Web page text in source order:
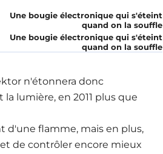
Une bougie électronique qui s'éteint
quand on la souffle
n'étonnera donc
lumière, en 2011 plus que
d'une flamme, mais en plus,
de contrôler encore mieux